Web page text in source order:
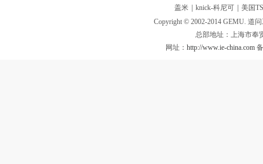
盖米
knick-科尼可
美国
Copyright © 2002-2014 GEMU. 道
总部地址：上海市奉
网址： http://www.ie-china.com